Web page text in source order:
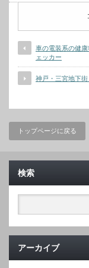
車の電装系の健
ェッカー
神戸・三宮地下
トップページに戻る
検索
アーカイブ